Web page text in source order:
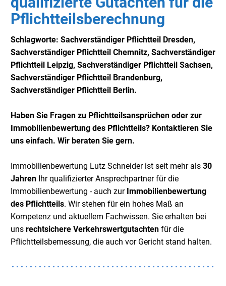
Pflichtteilsberechnung
Schlagworte: Sachverständiger Pflichtteil Dresden,
Sachverständiger Pflichtteil Chemnitz, Sachverständiger
Pflichtteil Leipzig, Sachverständiger Pflichtteil Sachsen,
Sachverständiger Pflichtteil Brandenburg,
Sachverständiger Pflichtteil Berlin.
Haben Sie Fragen zu Pflichtteilsansprüchen oder zur
Immobilienbewertung des Pflichtteils? Kontaktieren Sie
uns einfach. Wir beraten Sie gern.
Immobilienbewertung Lutz Schneider ist seit mehr als 30
Jahren Ihr qualifizierter Ansprechpartner für die
Immobilienbewertung - auch zur Immobilienbewertung
des Pflichtteils. Wir stehen für ein hohes Maß an
Kompetenz und aktuellem Fachwissen. Sie erhalten bei
uns rechtsichere Verkehrswertgutachten für die
Pflichtteilsbemessung, die auch vor Gericht stand halten.